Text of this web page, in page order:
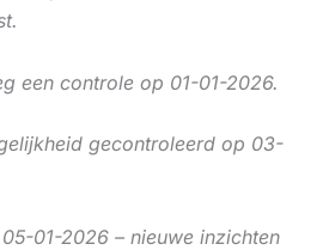
een controle op 01-01-2026.
gecontroleerd op 03-
01-2026 – nieuwe inzichten